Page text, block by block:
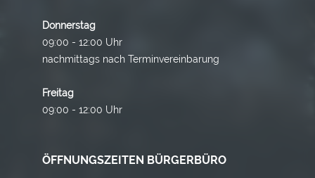
Donnerstag
09:00 - 12:00 Uhr
nachmittags nach Terminvereinbarung
Freitag
09:00 - 12:00 Uhr
ÖFFNUNGSZEITEN BÜRGERBÜRO